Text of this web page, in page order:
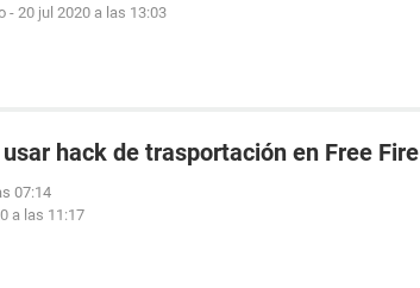
- 20 jul 2020 a las 13:03
hack de trasportación en Free Fire
07:14
a las 11:17